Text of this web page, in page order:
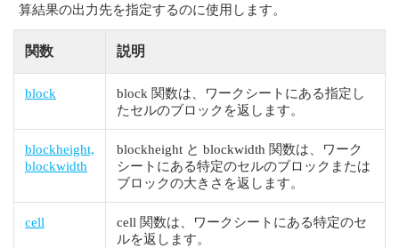
算結果の出力先を指定するのに使用します。
関数 説明
block
block 関数は、ワークシートにある指定し
たセルのブロックを返します。
blockheight,
blockwidth
blockheight と blockwidth 関数は、ワーク
シートにある特定のセルのブロックまたは
ブロックの大きさを返します。
cell
cell 関数は、ワークシートにある特定のセ
ルを返します。